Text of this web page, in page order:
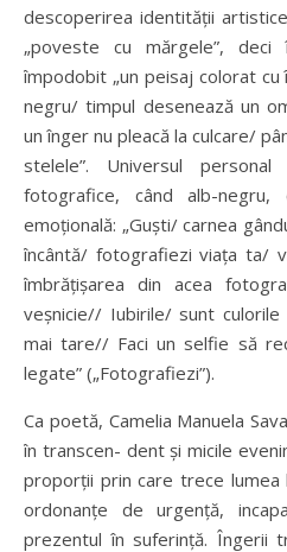
descoperirea identității
„poveste cu mărgele”,
împodobit „un peisaj colorat cu
negru/ timpul desenează un
un înger nu pleacă la culcare/
stelele”. Universul
fotografice, când alb-
emoțională: „Guști/ carnea
încântă/ fotografiezi viața ta/
îmbrățișarea din acea
veșnicie// Iubirile/ sunt
mai tare// Faci un selfie să
legate” („Fotografiezi”).
Ca poetă, Camelia Manuela
în transcen- dent și micile
proporții prin care trece lumea
ordonanțe de urgență,
prezentul în suferință. Îngerii